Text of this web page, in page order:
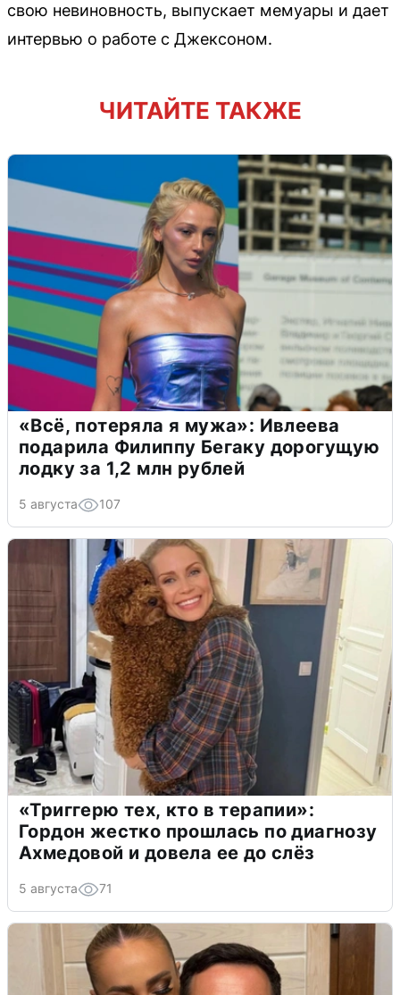
свою невиновность, выпускает мемуары и дает
интервью о работе с Джексоном.
ЧИТАЙТЕ ТАКЖЕ
«Всё, потеряла я мужа»: Ивлеева
подарила Филиппу Бегаку дорогущую
лодку за 1,2 млн рублей
5 августа 107
«Триггерю тех, кто в терапии»:
Гордон жестко прошлась по диагнозу
Ахмедовой и довела ее до слёз
5 августа 71